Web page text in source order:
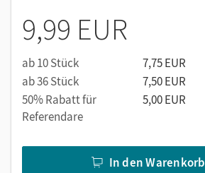
9,99 EUR
ab 10 Stück
7,75 EUR
ab 36 Stück
7,50 EUR
50% Rabatt für
Referendare
5,00 EUR
In den Warenkorb